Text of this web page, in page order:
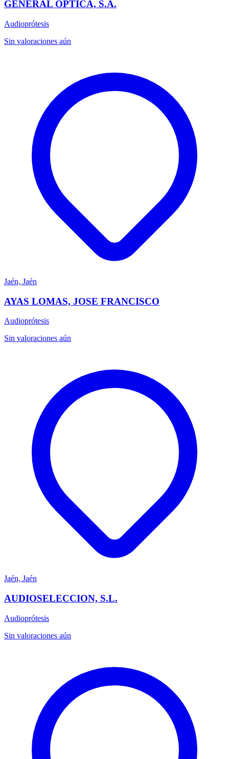
GENERAL OPTICA, S.A.
Audioprótesis
Sin valoraciones aún
Jaén, Jaén
AYAS LOMAS, JOSE FRANCISCO
Audioprótesis
Sin valoraciones aún
Jaén, Jaén
AUDIOSELECCION, S.L.
Audioprótesis
Sin valoraciones aún